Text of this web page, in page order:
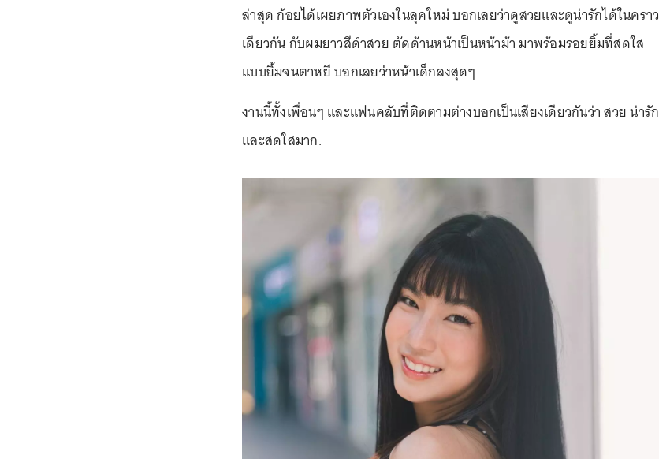
ล่าสุด ก้อยได้เผยภาพตัวเองในลุคใหม่ บอกเลยว่าดูสวยและดูน่ารักได้ในคราว
เดียวกัน กับผมยาวสีดำสวย ตัดด้านหน้าเป็นหน้าม้า มาพร้อมรอยยิ้มที่สดใส
แบบยิ้มจนตาหยี บอกเลยว่าหน้าเด็กลงสุดๆ
งานนี้ทั้งเพื่อนๆ และแฟนคลับที่ติดตามต่างบอกเป็นเสียงเดียวกันว่า สวย น่ารัก
และสดใสมาก.